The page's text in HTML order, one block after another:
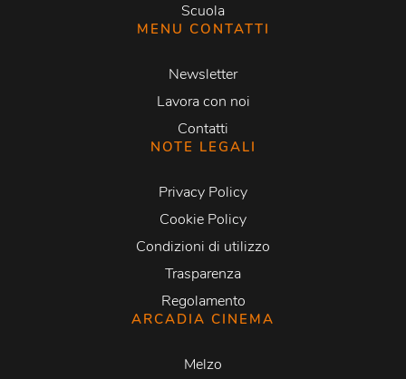
Scuola
MENU CONTATTI
Newsletter
Lavora con noi
Contatti
NOTE LEGALI
Privacy Policy
Cookie Policy
Condizioni di utilizzo
Trasparenza
Regolamento
ARCADIA CINEMA
Melzo